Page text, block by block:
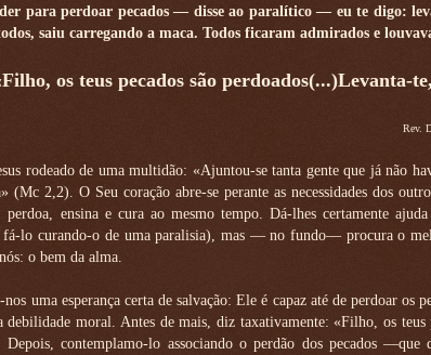
para perdoar pecados — disse ao paralítico — eu te digo:
saiu carregando a maca. Todos ficaram admirados e
os teus pecados são perdoados(...)Levanta-
Rev.
rodeado de uma multidão: «Ajuntou-se tanta gente que já não
(Mc 2,2). O Seu coração abre-se perante as necessidades dos
ensina e cura ao mesmo tempo. Dá-lhes certamente
fá-lo curando-o de uma paralisia), mas — no fundo— procura o
o bem da alma.
uma esperança certa de salvação: Ele é capaz até de perdoar os
debilidade moral. Antes de mais, diz taxativamente: «Filho, os teus
contemplamo-lo associando o perdão dos pecados —que